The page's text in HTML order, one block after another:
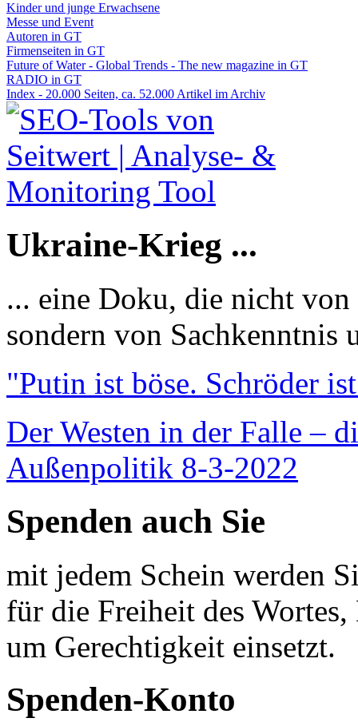
Kinder und junge Erwachsene
Messe und Event
Autoren in GT
Firmenseiten in GT
Future of Water - Global Trends - The new magazine in GT
RADIO in GT
Index - 20.000 Seiten, ca. 52.000 Artikel im Archiv
Ukraine-Krieg ...
... eine Doku, die nicht
sondern von Sachkenntnis
"Putin ist böse. Schröder
Der Westen in der Falle –
Außenpolitik 8-3-2022
Spenden auch Sie
mit jedem Schein werden
für die Freiheit des
um Gerechtigkeit einsetzt.
Spenden-Konto